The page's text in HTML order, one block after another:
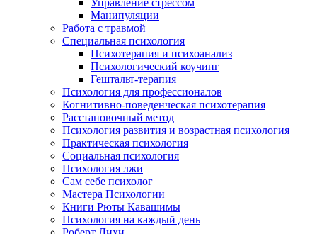
Управление стрессом
Манипуляции
Работа с травмой
Специальная психология
Психотерапия и психоанализ
Психологический коучинг
Гештальт-терапия
Психология для профессионалов
Когнитивно-поведенческая психотерапия
Расстановочный метод
Психология развития и возрастная психология
Практическая психология
Социальная психология
Психология лжи
Сам себе психолог
Мастера Психологии
Книги Рюты Кавашимы
Психология на каждый день